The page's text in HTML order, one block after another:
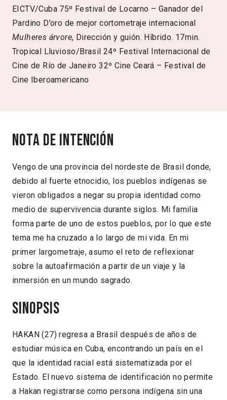
EICTV/Cuba 75º Festival de Locarno – Ganador del
Pardino D’oro de mejor cortometraje internacional
Mulheres árvore, Dirección y guión. Híbrido. 17min.
Tropical Lluvioso/Brasil 24º Festival Internacional de
Cine de Río de Janeiro 32º Cine Ceará – Festival de
Cine Iberoamericano
Nota de intención
Vengo de una provincia del nordeste de Brasil donde,
debido al fuerte etnocidio, los pueblos indígenas se
vieron obligados a negar su propia identidad como
medio de supervivencia durante siglos. Mi familia
forma parte de uno de estos pueblos, por lo que este
tema me ha cruzado a lo largo de mi vida. En mi
primer largometraje, asumo el reto de reflexionar
sobre la autoafirmación a partir de un viaje y la
inmersión en un mundo sagrado.
Sinopsis
HAKAN (27) regresa a Brasil después de años de
estudiar música en Cuba, encontrando un país en el
que la identidad racial está sistematizada por el
Estado. El nuevo sistema de identificación no permite
a Hakan registrarse como persona indígena sin una